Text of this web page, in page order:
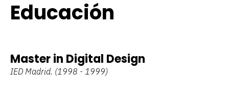
Educación
Master in Digital Design
IED Madrid. (1998 - 1999)